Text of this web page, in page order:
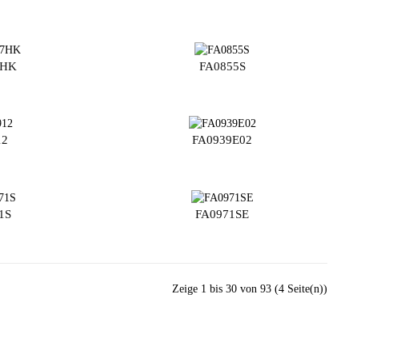
FA0855S
FA0939E02
FA0971SE
Zeige 1 bis 30 von 93 (4 Seite(n))